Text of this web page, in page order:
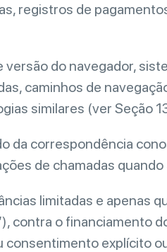
registros de
versão do navegador,
caminhos de
similares (ver Seção
da correspondência
de chamadas
limitadas e apenas
contra o financiamento
explícito